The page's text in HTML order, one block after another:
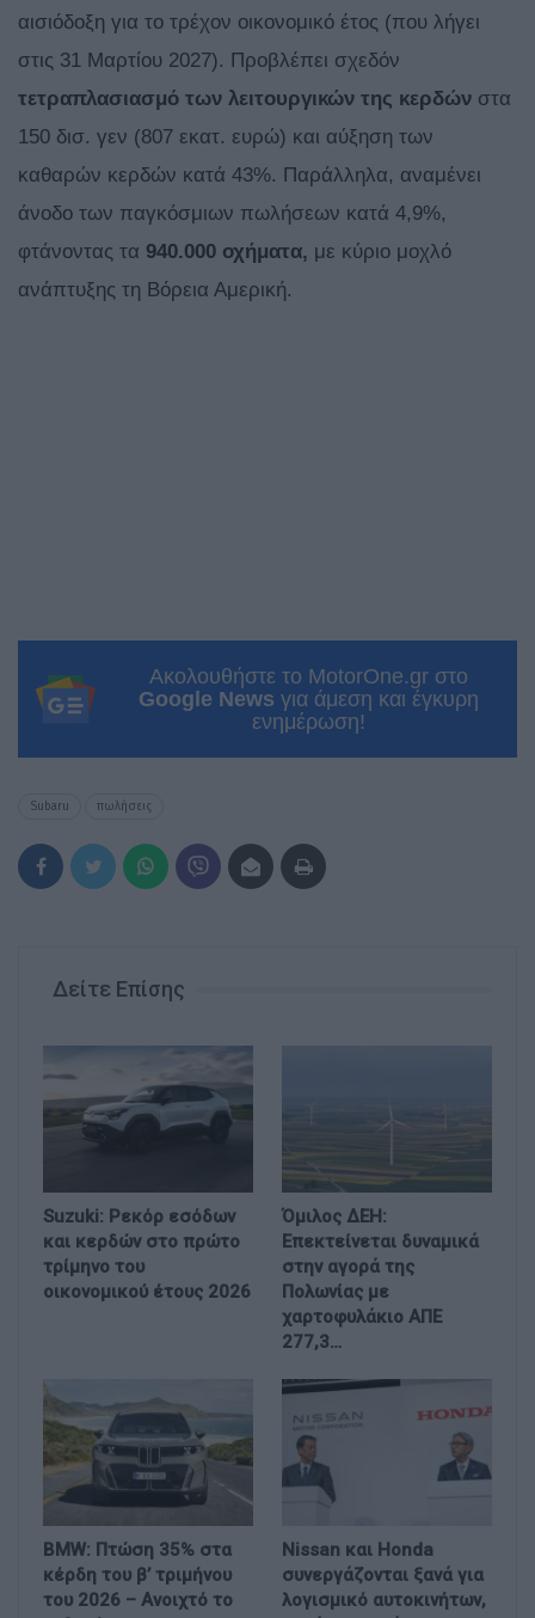
αισιόδοξη για το τρέχον οικονομικό έτος (που λήγει
στις 31 Μαρτίου 2027). Προβλέπει σχεδόν
τετραπλασιασμό των λειτουργικών της κερδών στα
150 δισ. γεν (807 εκατ. ευρώ) και αύξηση των
καθαρών κερδών κατά 43%. Παράλληλα, αναμένει
άνοδο των παγκόσμιων πωλήσεων κατά 4,9%,
φτάνοντας τα 940.000 οχήματα, με κύριο μοχλό
ανάπτυξης τη Βόρεια Αμερική.
Ακολουθήστε το MotorOne.gr στο
Google News για άμεση και έγκυρη
ενημέρωση!
Subaru πωλήσεις
Δείτε Επίσης
Suzuki: Ρεκόρ εσόδων
και κερδών στο πρώτο
τρίμηνο του
οικονομικού έτους 2026
Όμιλος ΔΕΗ:
Επεκτείνεται δυναμικά
στην αγορά της
Πολωνίας με
χαρτοφυλάκιο ΑΠΕ
277,3…
BMW: Πτώση 35% στα
κέρδη του β’ τριμήνου
του 2026 – Ανοιχτό το
Nissan και Honda
συνεργάζονται ξανά για
λογισμικό αυτοκινήτων,